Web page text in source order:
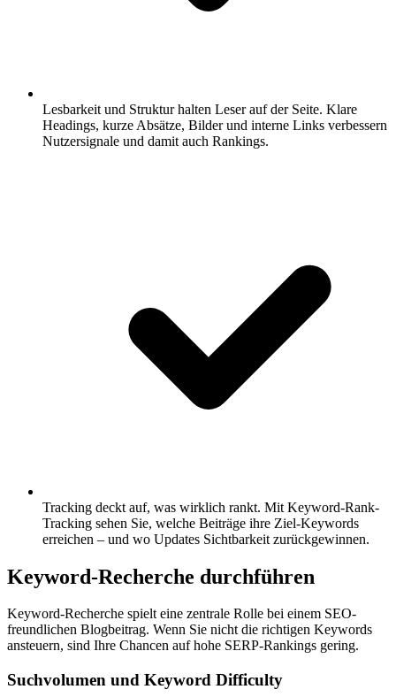
Lesbarkeit und Struktur halten Leser auf der Seite. Klare
Headings, kurze Absätze, Bilder und interne Links verbessern
Nutzersignale und damit auch Rankings.
Tracking deckt auf, was wirklich rankt. Mit Keyword-Rank-
Tracking sehen Sie, welche Beiträge ihre Ziel-Keywords
erreichen – und wo Updates Sichtbarkeit zurückgewinnen.
Keyword-Recherche durchführen
Keyword-Recherche spielt eine zentrale Rolle bei einem SEO-
freundlichen Blogbeitrag. Wenn Sie nicht die richtigen Keywords
ansteuern, sind Ihre Chancen auf hohe SERP-Rankings gering.
Suchvolumen und Keyword Difficulty